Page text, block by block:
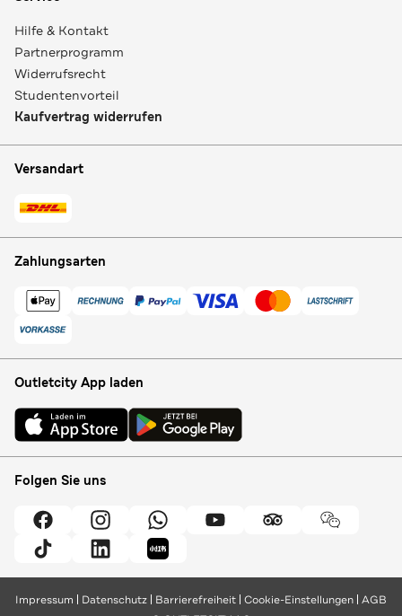
Hilfe & Kontakt
Partnerprogramm
Widerrufsrecht
Studentenvorteil
Kaufvertrag widerrufen
Versandart
Zahlungsarten
Outletcity App laden
Folgen Sie uns
Impressum Datenschutz Barrierefreiheit Cookie-Einstellungen AGB